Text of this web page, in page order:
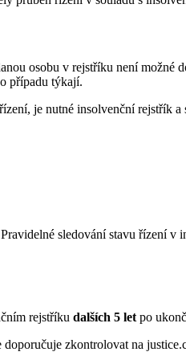
osobu v rejstříku není možné
případu týkají.
je nutné insolvenční rejstřík a
sledování stavu řízení v
rejstříku dalších 5 let po
zkontrolovat na